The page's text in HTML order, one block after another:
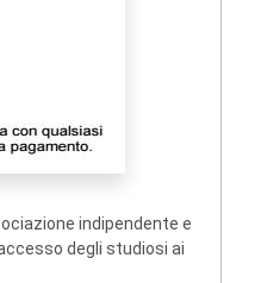
indipendente e
degli studiosi ai